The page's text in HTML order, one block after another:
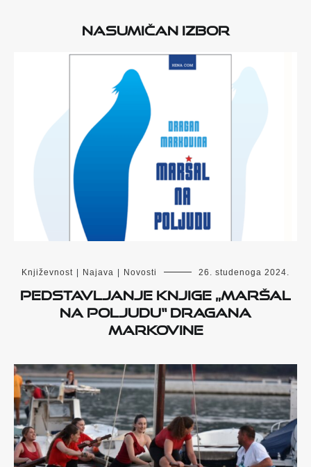
Nasumičan izbor
Književnost Najava Novosti 26. studenoga 2024.
Pedstavljanje knjige „Maršal
na Poljudu“ Dragana
Markovine